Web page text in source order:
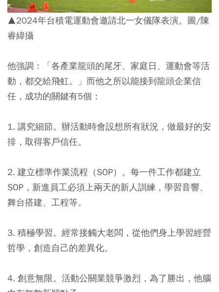
▲2024年台積電運動會邀請北一女儀隊表演。圖/陳
睿緯攝
他強調：「各產業龍頭的尾牙、家庭日、運動會等活
動，都交給飛虹。」而他之所以能接到龍頭企業信
任，成功的關鍵有5個：
1. 講究細節。辦活動時會設想所有狀況，做最好的安
排，取得客戶信任。
2. 建立標準作業流程（SOP）。每一件工作都建立
SOP，新進員工必須上兩天的新人訓練，學習音響、
舞台搭建、工程等。
3. 積極學習。經常接觸大老闆，從他們身上學習經營
哲學，創造自己的差異化。
4. 創意無限。活動公關業競爭激烈，為了勝出，他腦